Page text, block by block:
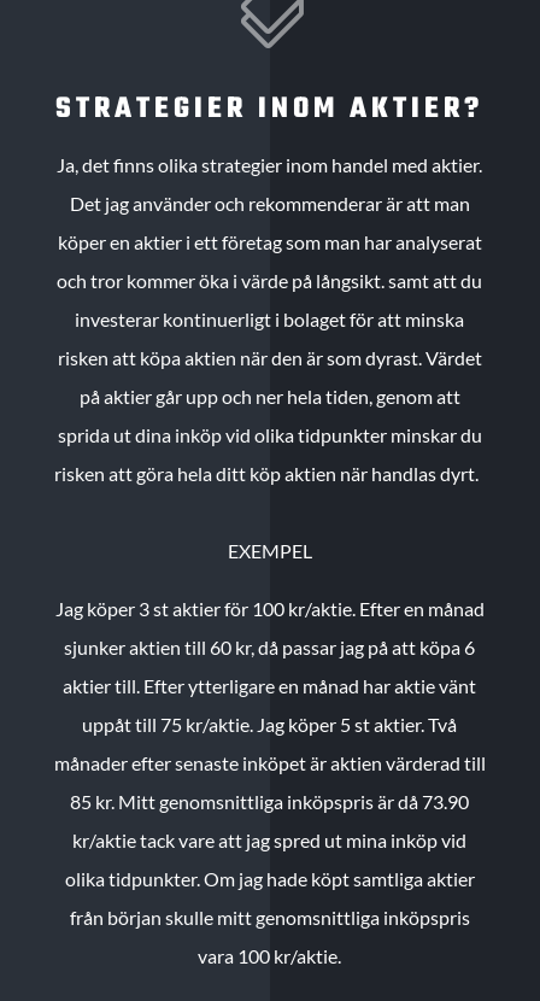
STRATEGIER INOM AKTIER?
Ja, det finns olika strategier inom handel med aktier.
Det jag använder och rekommenderar är att man
köper en aktier i ett företag som man har analyserat
och tror kommer öka i värde på långsikt. samt att du
investerar kontinuerligt i bolaget för att minska
risken att köpa aktien när den är som dyrast. Värdet
på aktier går upp och ner hela tiden, genom att
sprida ut dina inköp vid olika tidpunkter minskar du
risken att göra hela ditt köp aktien när handlas dyrt.
EXEMPEL
Jag köper 3 st aktier för 100 kr/aktie. Efter en månad
sjunker aktien till 60 kr, då passar jag på att köpa 6
aktier till. Efter ytterligare en månad har aktie vänt
uppåt till 75 kr/aktie. Jag köper 5 st aktier.Två
månader efter senaste inköpet är aktien värderad till
85 kr. Mitt genomsnittliga inköpspris är då 73.90
kr/aktie tack vare att jag spred ut mina inköp vid
olika tidpunkter. Om jag hade köpt samtliga aktier
från början skulle mitt genomsnittliga inköpspris
vara 100 kr/aktie.